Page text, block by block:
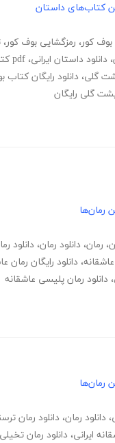
کتاب‌های داستان
کور، رمزگشایی بوف کور،
، دانلود داستان ایرانی، pdf کتاب داستان رایگان
، دانلود رایگان
گلی رایگان
رمان‌ها
، رمان، دانلود رمان، دانلود
، دانلود رایگان رمان
، دانلود رمان پلیسی عاشقانه
رمان‌ها
، دانلود رمان، دانلود رمان
ایرانی، دانلود رمان